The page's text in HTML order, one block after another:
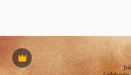
Premium